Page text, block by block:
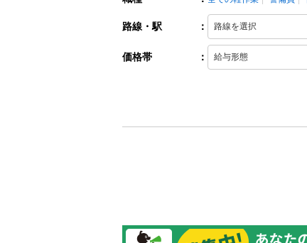
路線・駅 ：
価格帯 ：